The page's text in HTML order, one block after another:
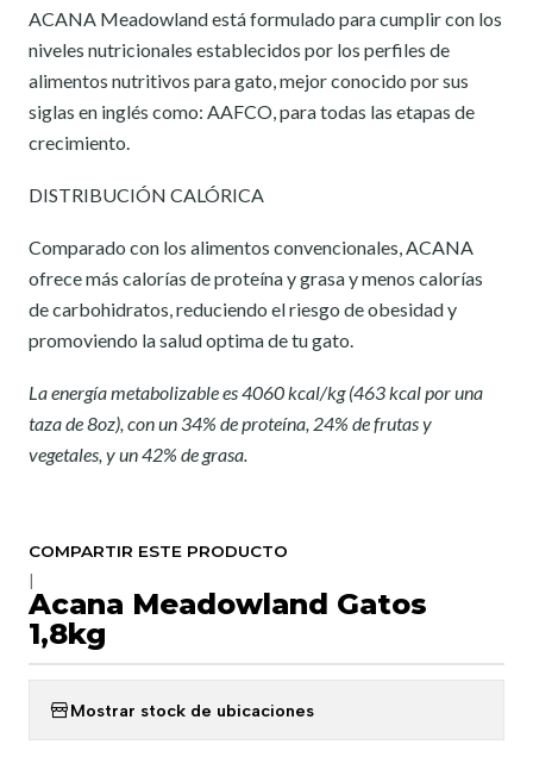
ACANA Meadowland está formulado para cumplir con los
niveles nutricionales establecidos por los perfiles de
alimentos nutritivos para gato, mejor conocido por sus
siglas en inglés como: AAFCO, para todas las etapas de
crecimiento.
DISTRIBUCIÓN CALÓRICA
Comparado con los alimentos convencionales, ACANA
ofrece más calorías de proteína y grasa y menos calorías
de carbohidratos, reduciendo el riesgo de obesidad y
promoviendo la salud optima de tu gato.
La energía metabolizable es 4060 kcal/kg (463 kcal por una
taza de 8oz), con un 34% de proteína, 24% de frutas y
vegetales, y un 42% de grasa.
COMPARTIR ESTE PRODUCTO
Acana Meadowland Gatos
1,8kg
Mostrar stock de ubicaciones